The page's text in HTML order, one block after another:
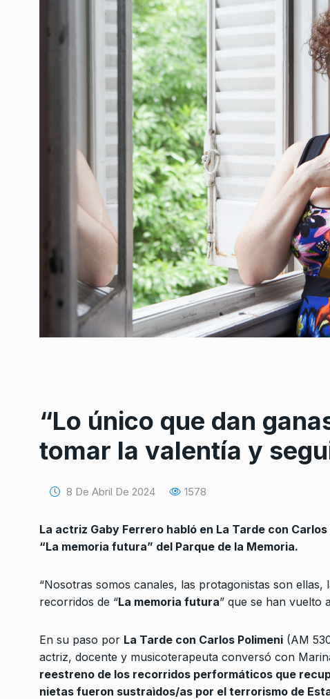
“Lo único que dan
tomar la valentía y
8 De Abril De 2024 1578
La actriz Gaby Ferrero habló en La Tarde con
“La memoria futura” del Parque de la Memoria.
“Nosotras somos canales, las protagonistas son ellas,
recorridos de “La memoria futura” que se han vuelto
En su paso por La Tarde con Carlos Polimeni (AM
actriz, docente y musicoterapeuta conversó con
reestreno de los recorridos performáticos que
nietas fueron sustraìdos/as por el terrorismo de
1
Conversatorio de
Tognetti, Sztulwark,
Fernando Rosso
SIEMPRE ES HOY
2024
Luisa Valenzuela: «El
Fernando tiene que
ALERTA! 19 De Enero De
3
dos modelos
autónomo…
NOTICIAS 2 26 De Octubre